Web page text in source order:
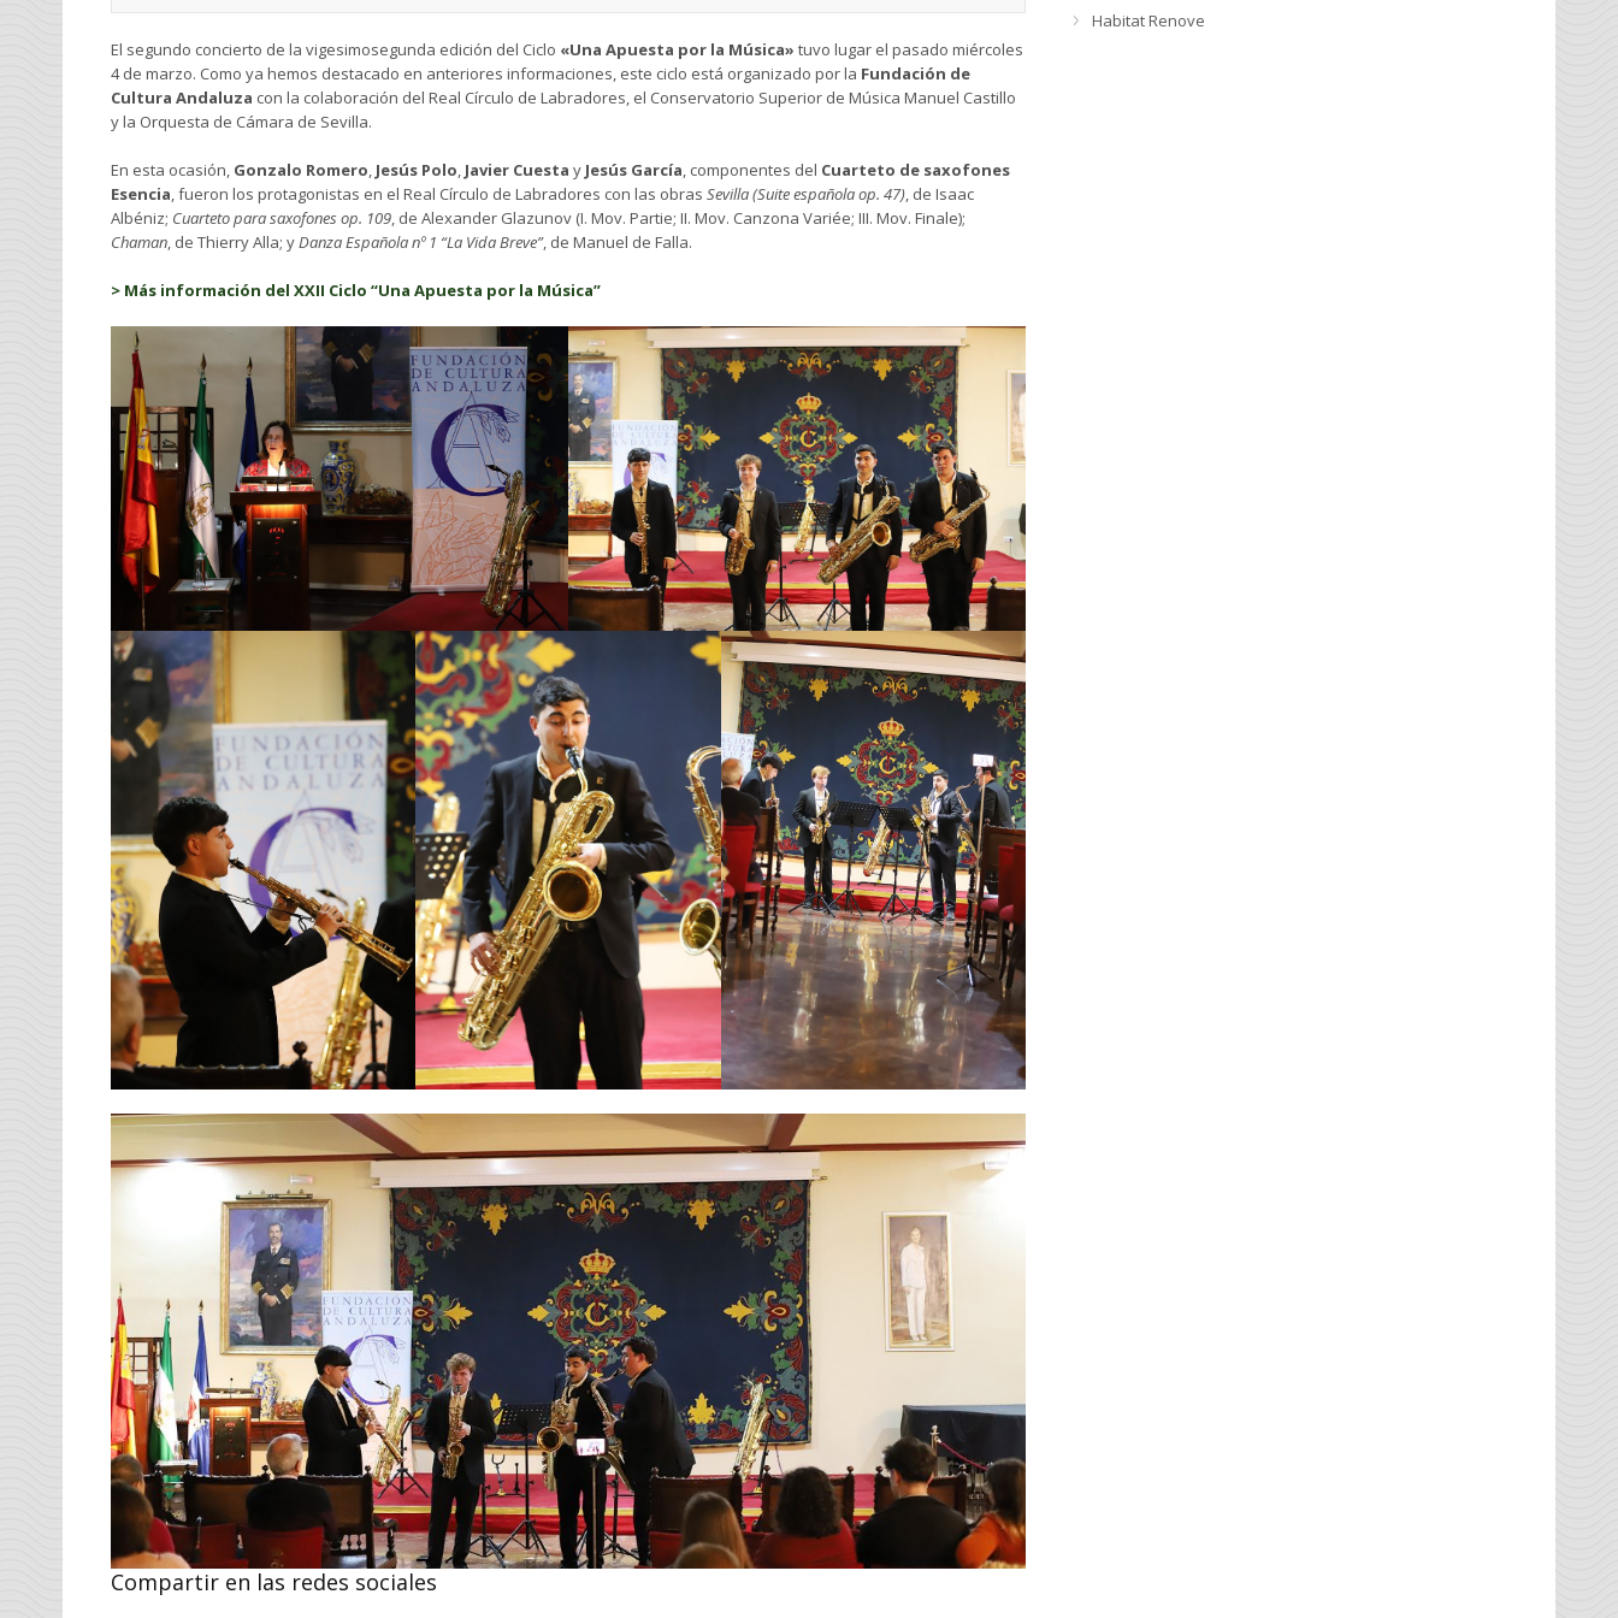
El segundo concierto de la vigesimosegunda edición del Ciclo «Una Apuesta por la Música» tuvo lugar el pasado miércoles
4 de marzo. Como ya hemos destacado en anteriores informaciones, este ciclo está organizado por la Fundación de
Cultura Andaluza con la colaboración del Real Círculo de Labradores, el Conservatorio Superior de Música Manuel Castillo
y la Orquesta de Cámara de Sevilla.
En esta ocasión, Gonzalo Romero, Jesús Polo, Javier Cuesta y Jesús García, componentes del Cuarteto de saxofones
Esencia, fueron los protagonistas en el Real Círculo de Labradores con las obras Sevilla (Suite española op. 47), de Isaac
Albéniz; Cuarteto para saxofones op. 109, de Alexander Glazunov (I. Mov. Partie; II. Mov. Canzona Variée; III. Mov. Finale);
Chaman, de Thierry Alla; yDanza Española nº 1 “La Vida Breve”, de Manuel de Falla.
> Más información del XXII Ciclo “Una Apuesta por la Música”
Compartir en las redes sociales
Habitat Renove